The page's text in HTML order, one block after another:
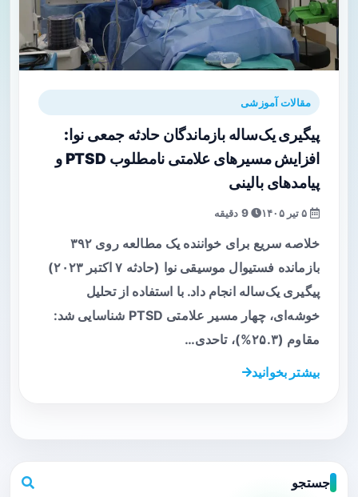
مقالات آموزشی
پیگیری یک‌ساله بازماندگان حادثه جمعی نوا:
افزایش مسیرهای علامتی نامطلوب PTSD و
پیامدهای بالینی
9 دقیقه
خلاصه سریع برای خواننده یک مطالعه روی ۳۹۲
بازمانده فستیوال موسیقی نوا (حادثه ۷ اکتبر ۲۰۲۳)
پیگیری یک‌ساله انجام داد. با استفاده از تحلیل
خوشه‌ای، چهار مسیر علامتی PTSD شناسایی شد:
مقاوم (۲۵.۳%)، تاحدی…
بیشتر بخوانید
جستجو